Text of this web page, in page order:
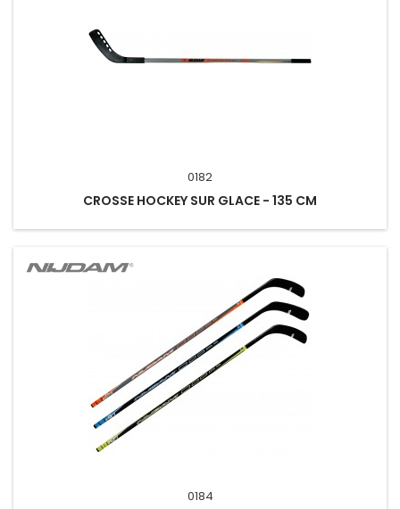
0182
CROSSE HOCKEY SUR GLACE - 135 CM
0184